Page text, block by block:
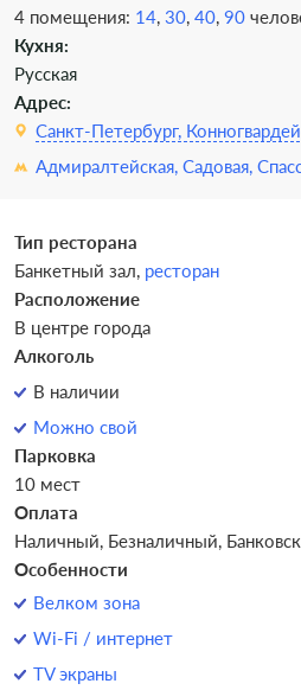
4 помещения: 14, 30, 40, 90
Кухня:
Русская
Адрес:
Санкт-Петербург,
Адмиралтейская, Садовая,
Тип ресторана
Банкетный зал, ресторан
Расположение
В центре города
Алкоголь
В наличии
Можно свой
Парковка
10 мест
Оплата
Наличный, Безналичный,
Особенности
Велком зона
Wi-Fi / интернет
TV экраны